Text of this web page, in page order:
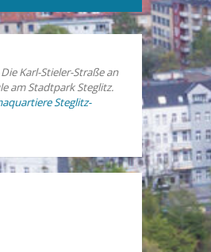
Karl-Stieler-Straße an
am Stadtpark Steglitz.
Steglitz-